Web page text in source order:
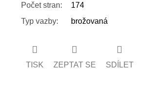
Počet stran:
174
Typ vazby: brožovaná
TISK ZEPTAT SE SDÍLET